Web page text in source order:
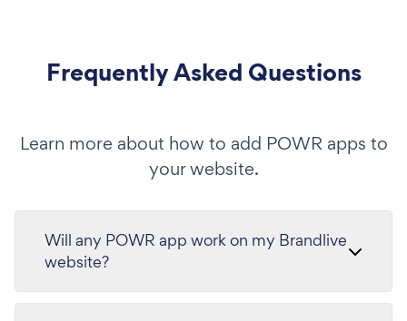
Frequently Asked Questions
Learn more about how to add POWR apps to
your website.
Will any POWR app work on my Brandlive
website?